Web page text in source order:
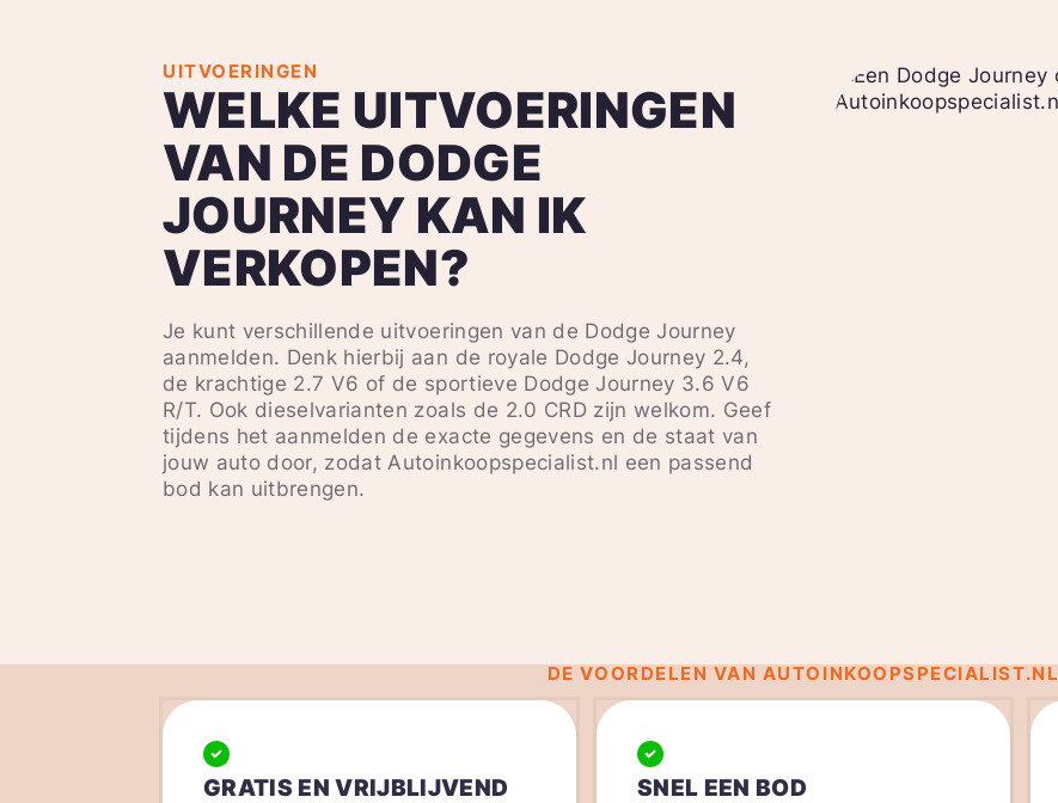
UITVOERINGEN
WELKE UITVOERINGEN
VAN DE DODGE
JOURNEY KAN IK
VERKOPEN?
Je kunt verschillende uitvoeringen van de Dodge Journey
aanmelden. Denk hierbij aan de royale Dodge Journey 2.4,
de krachtige 2.7 V6 of de sportieve Dodge Journey 3.6 V6
R/T. Ook dieselvarianten zoals de 2.0 CRD zijn welkom. Geef
tijdens het aanmelden de exacte gegevens en de staat van
jouw auto door, zodat Autoinkoopspecialist.nl een passend
bod kan uitbrengen.
DE VOORDELEN VAN AUTOINKOOPSPECIALIST.NL
GRATIS EN VRIJBLIJVEND SNEL EEN BOD